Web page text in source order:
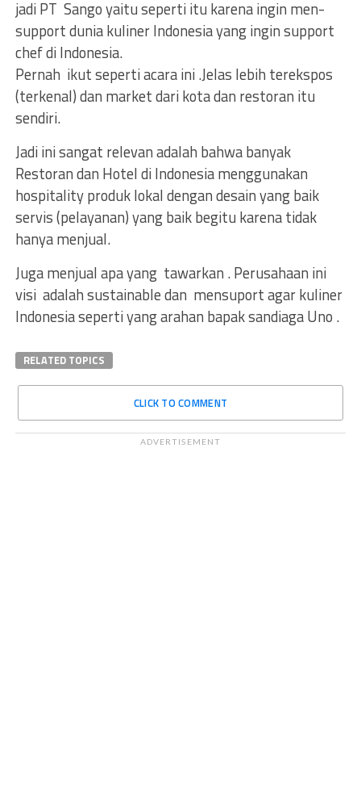
jadi PT Sango yaitu seperti itu karena ingin men-
support dunia kuliner Indonesia yang ingin support
chef di Indonesia.
Pernah ikut seperti acara ini .Jelas lebih terekspos
(terkenal) dan market dari kota dan restoran itu
sendiri.
Jadi ini sangat relevan adalah bahwa banyak
Restoran dan Hotel di Indonesia menggunakan
hospitality produk lokal dengan desain yang baik
servis (pelayanan) yang baik begitu karena tidak
hanya menjual.
Juga menjual apa yang tawarkan . Perusahaan ini
visi adalah sustainable dan mensuport agar kuliner
Indonesia seperti yang arahan bapak sandiaga Uno .
RELATED TOPICS
CLICK TO COMMENT
ADVERTISEMENT